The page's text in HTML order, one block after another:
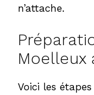
n’attache.
Moelleux
Voici les